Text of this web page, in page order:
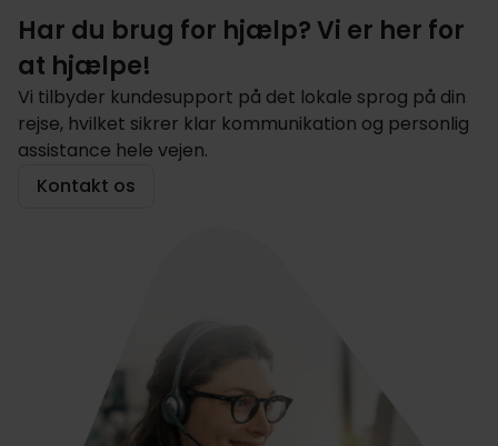
Har du brug for hjælp? Vi er her for
at hjælpe!
Vi tilbyder kundesupport på det lokale sprog på din
rejse, hvilket sikrer klar kommunikation og personlig
assistance hele vejen.
Kontakt os